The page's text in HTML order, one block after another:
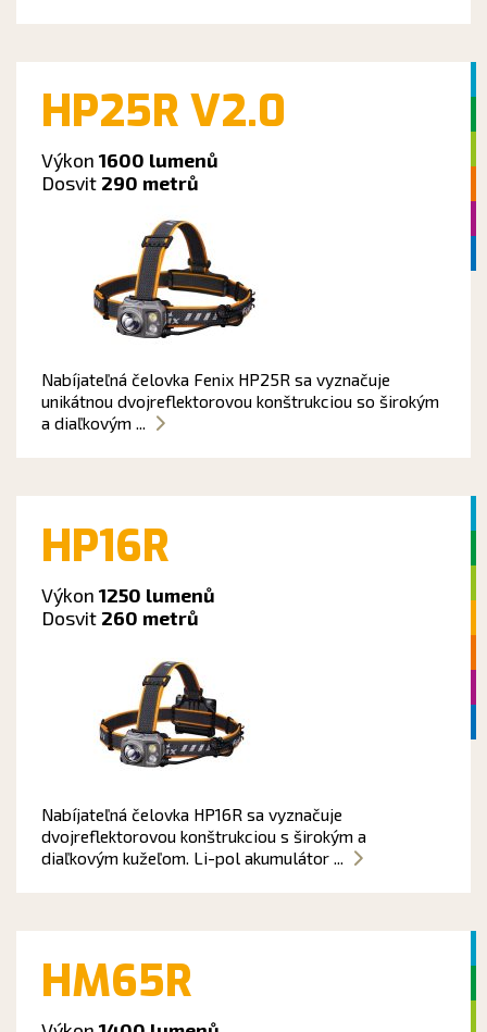
HP25R V2.0
Výkon 1600 lumenů
Dosvit 290 metrů
Nabíjateľná čelovka Fenix HP25R sa vyznačuje
unikátnou dvojreflektorovou konštrukciou so širokým
a diaľkovým ...
HP16R
Výkon 1250 lumenů
Dosvit 260 metrů
Nabíjateľná čelovka HP16R sa vyznačuje
dvojreflektorovou konštrukciou s širokým a
diaľkovým kužeľom. Li-pol akumulátor ...
HM65R